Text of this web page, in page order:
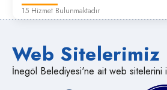
15 Hizmet Bulunmaktadır
Web Sitelerimiz
İnegöl Belediyesi'ne ait web sitelerini